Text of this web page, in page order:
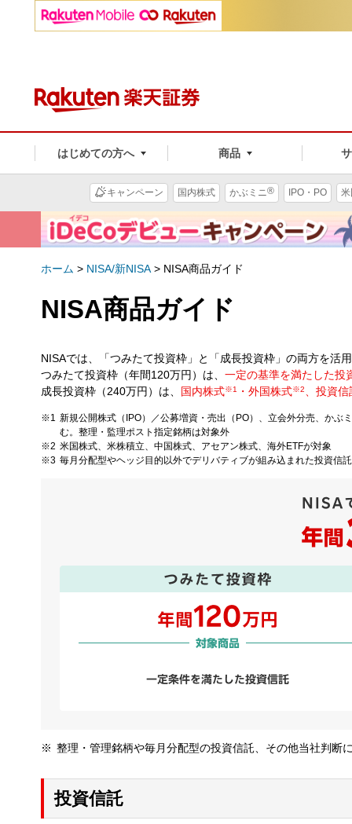
はじめての方へ 商品
キャンペーン 国内株式 かぶミニ® IPO・PO
ホーム > NISA/新NISA > NISA商品ガイド
NISA商品ガイド
NISAでは、「つみたて投資枠」と「成長投資枠」の両方を活
つみたて投資枠（年間120万円）は、 一定の基準を満たした投
成長投資枠（240万円）は、 国内株式※1 ・外国株式※2 、投資
新規公開株式（IPO）／公募増資・売出（PO）、立会外分売、かぶ
む。整理・監理ポスト指定銘柄は対象外
米国株式、米株積立、中国株式、アセアン株式、海外ETFが対象
毎月分配型やヘッジ目的以外でデリバティブが組み込まれた投資信
整理・管理銘柄や毎月分配型の投資信託、その他当社判断
投資信託